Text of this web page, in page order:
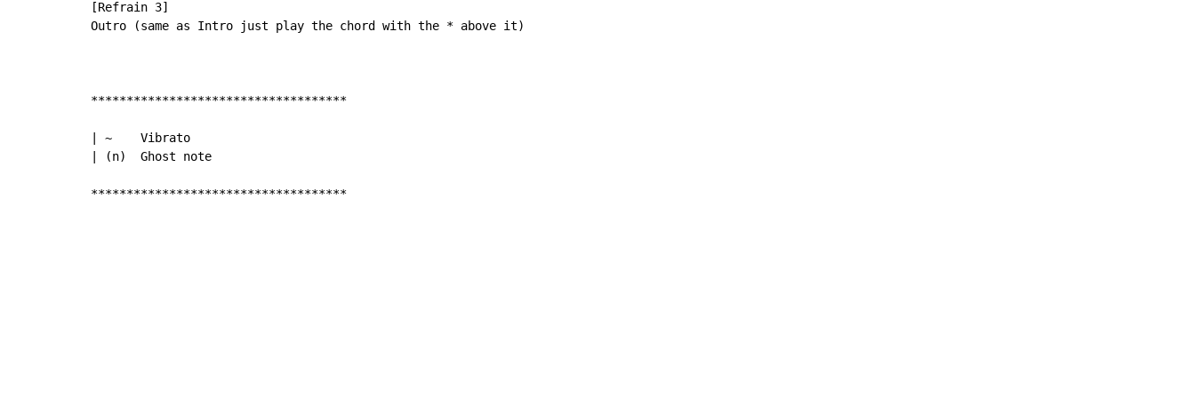
[Refrain 3]
Outro (same as Intro just play the chord with the * above it)
************************************
| ~    Vibrato
| (n)  Ghost note
************************************